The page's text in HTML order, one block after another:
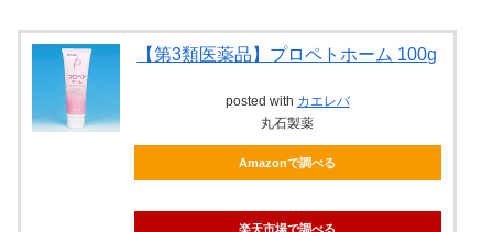
【第3類医薬品】プロペトホーム 100g
posted with カエレバ
丸石製薬
Amazonで調べる
楽天市場で調べる